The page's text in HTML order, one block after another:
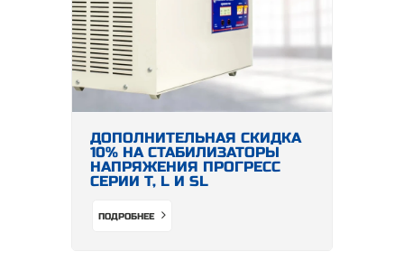
ДОПОЛНИТЕЛЬНАЯ СКИДКА
10% НА СТАБИЛИЗАТОРЫ
НАПРЯЖЕНИЯ ПРОГРЕСС
СЕРИИ Т, L И SL
ПОДРОБНЕЕ